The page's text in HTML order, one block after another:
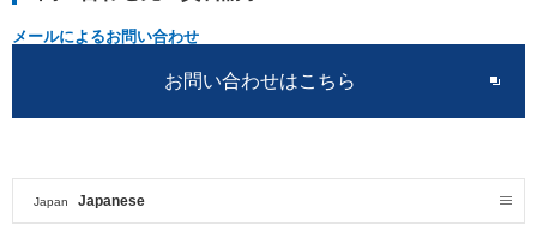
メールによるお問い合わせ
お問い合わせはこちら
Japan Japanese